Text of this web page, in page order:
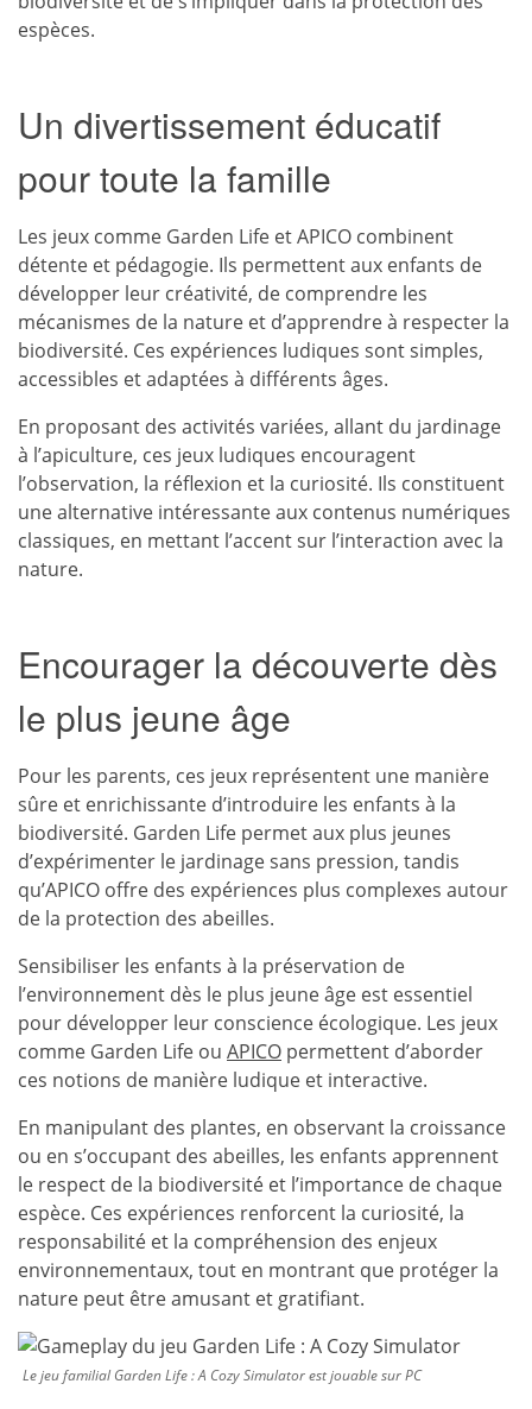
espèces.
Un divertissement éducatif
pour toute la famille
Les jeux comme Garden Life et APICO combinent
détente et pédagogie. Ils permettent aux enfants de
développer leur créativité, de comprendre les
mécanismes de la nature et d’apprendre à respecter la
biodiversité. Ces expériences ludiques sont simples,
accessibles et adaptées à différents âges.
En proposant des activités variées, allant du jardinage
à l’apiculture, ces jeux ludiques encouragent
l’observation, la réflexion et la curiosité. Ils constituent
une alternative intéressante aux contenus numériques
classiques, en mettant l’accent sur l’interaction avec la
nature.
Encourager la découverte dès
le plus jeune âge
Pour les parents, ces jeux représentent une manière
sûre et enrichissante d’introduire les enfants à la
biodiversité. Garden Life permet aux plus jeunes
d’expérimenter le jardinage sans pression, tandis
qu’APICO offre des expériences plus complexes autour
de la protection des abeilles.
Sensibiliser les enfants à la préservation de
l’environnement dès le plus jeune âge est essentiel
pour développer leur conscience écologique. Les jeux
comme Garden Life ou APICO permettent d’aborder
ces notions de manière ludique et interactive.
En manipulant des plantes, en observant la croissance
ou en s’occupant des abeilles, les enfants apprennent
le respect de la biodiversité et l’importance de chaque
espèce. Ces expériences renforcent la curiosité, la
responsabilité et la compréhension des enjeux
environnementaux, tout en montrant que protéger la
nature peut être amusant et gratifiant.
Le jeu familial Garden Life : A Cozy Simulator est jouable sur PC